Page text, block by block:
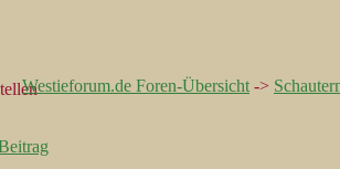
Westieforum.de Foren-Übersicht ->